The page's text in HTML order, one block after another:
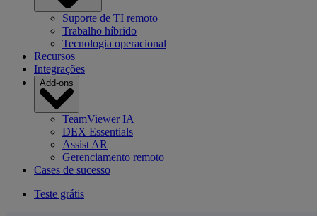
Suporte de TI remoto
Trabalho híbrido
Tecnologia operacional
Recursos
Integrações
Add-ons
TeamViewer IA
DEX Essentials
Assist AR
Gerenciamento remoto
Cases de sucesso
Teste grátis